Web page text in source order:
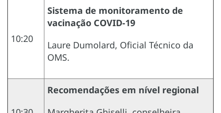
10:20
Sistema de monitoramento de
vacinação COVID-19
Laure Dumolard, Oficial Técnico da
OMS.
Recomendações em nível regional